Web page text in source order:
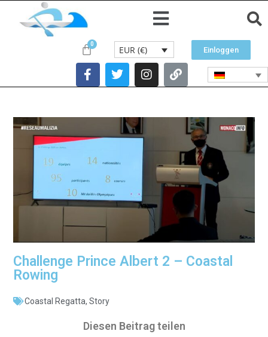
EUR (€) Einloggen
Challenge Prince Albert 2 – Coastal
Rowing
Coastal Regatta,Story
Diesen Beitrag teilen